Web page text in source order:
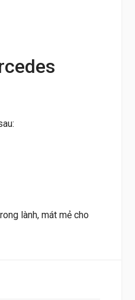
lành, mát mẻ cho